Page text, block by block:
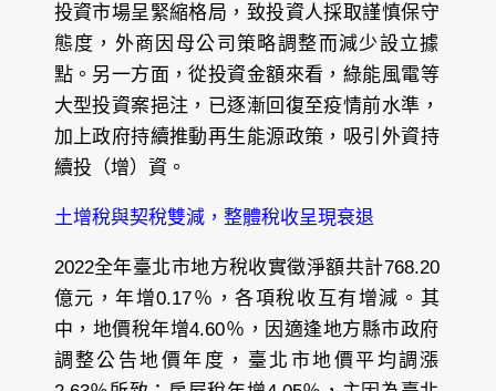
投資市場呈緊縮格局，致投資人採取謹慎保守
態度，外商因母公司策略調整而減少設立據
點。另一方面，從投資金額來看，綠能風電等
大型投資案挹注，已逐漸回復至疫情前水準，
加上政府持續推動再生能源政策，吸引外資持
續投（增）資。
土增稅與契稅雙減，整體稅收呈現衰退
2022全年臺北市地方稅收實徵淨額共計768.20
億元，年增0.17％，各項稅收互有增減。其
中，地價稅年增4.60％，因適逢地方縣市政府
調整公告地價年度，臺北市地價平均調漲